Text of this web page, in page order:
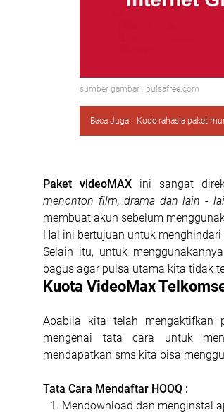
sumber gambar : pulsafree.com
Baca Juga : Kode rahasia paket
Paket videoMAX ini sangat
menonton film, drama dan lain -
membuat akun sebelum
Hal ini bertujuan untuk
Selain itu, untuk
bagus agar pulsa utama kita tidak
Kuota VideoMax
Apabila kita telah mengaktifkan
mengenai tata cara untuk
mendapatkan sms kita bisa
Tata Cara Mendaftar HOOQ :
Mendownload dan menginstal